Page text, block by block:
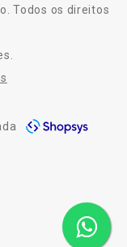
Todos os direitos